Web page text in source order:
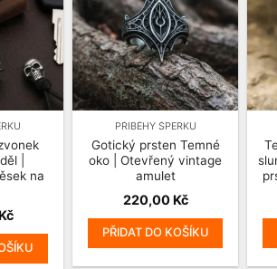
|
na
Kč
PŘÍBĚHY ŠPERKU
Gotický prsten Temné
oko | Otevřený vintage
amulet
220,00 Kč
PŘIDAT DO KOŠÍKU